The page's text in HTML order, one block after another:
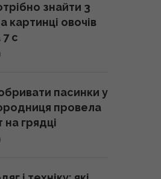
2026
них дитина
2026
знайти 3
картинці овочів
7 с
пасинки у
провела
грядці